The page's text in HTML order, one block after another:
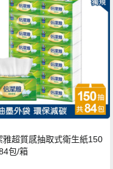
雅超質感抽取式衛生紙150
包/箱